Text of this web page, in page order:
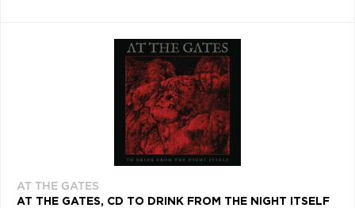
AT THE GATES
AT THE GATES, CD TO DRINK FROM THE NIGHT ITSELF